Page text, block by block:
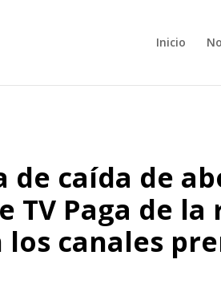
Inicio
de caída de
TV Paga de
los canales